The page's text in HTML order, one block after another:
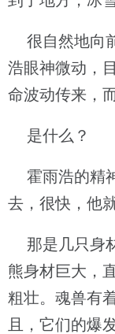
很自然地向
浩眼神微动，
命波动传来，
是什么？
霍雨浩的精
去，很快，他
那是几只身
熊身材巨大，
粗壮。魂兽有
且，它们的爆